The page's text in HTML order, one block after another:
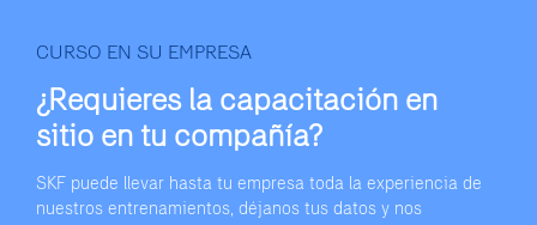
CURSO EN SU EMPRESA
¿Requieres la capacitación en
sitio en tu compañía?
SKF puede llevar hasta tu empresa toda la experiencia de
nuestros entrenamientos, déjanos tus datos y nos